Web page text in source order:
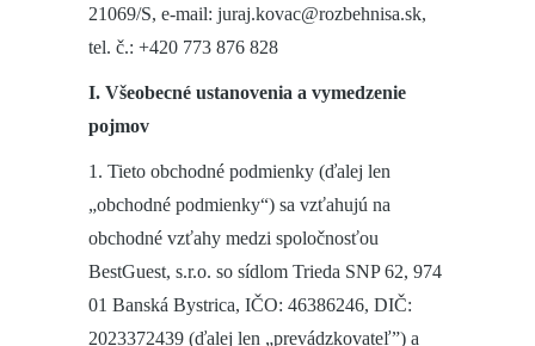
21069/S, e-mail: juraj.kovac@rozbehnisa.sk,
tel. č.: +420 773 876 828
I. Všeobecné ustanovenia a vymedzenie
pojmov
1. Tieto obchodné podmienky (ďalej len
„obchodné podmienky“) sa vzťahujú na
obchodné vzťahy medzi spoločnosťou
BestGuest, s.r.o. so sídlom Trieda SNP 62, 974
01 Banská Bystrica, IČO: 46386246, DIČ:
2023372439 (ďalej len „prevádzkovateľ”) a